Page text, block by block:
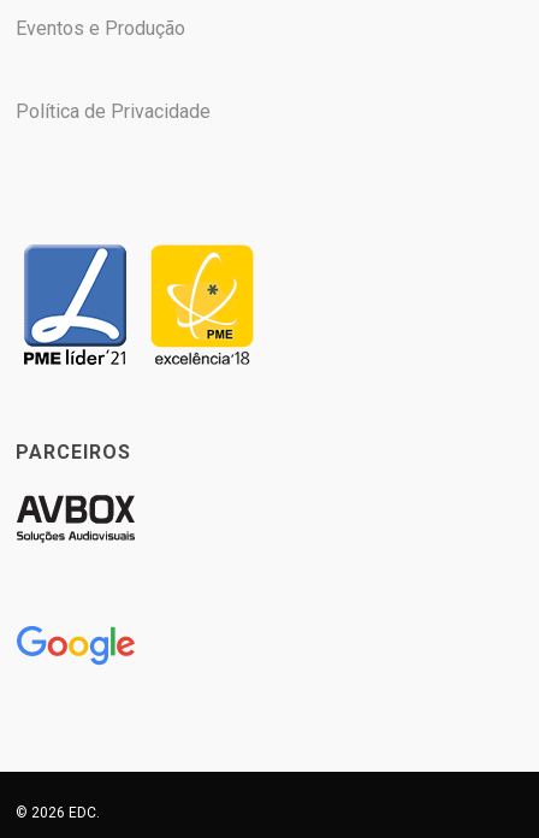
Eventos e Produção
Política de Privacidade
PARCEIROS
© 2026 EDC.